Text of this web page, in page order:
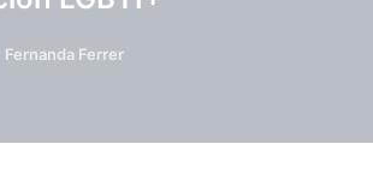
Fernanda Ferrer